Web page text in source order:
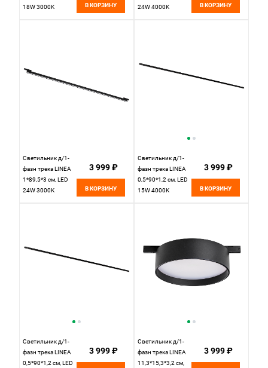
18W 3000K
В КОРЗИНУ
24W 4000K
В КОРЗИНУ
Светильник д/1-
фазн трека LINEA
1*89,5*3 см, LED
24W 3000K
3 999 ₽
В КОРЗИНУ
Светильник д/1-
фазн трека LINEA
0,5*90*1,2 см, LED
15W 4000K
3 999 ₽
В КОРЗИНУ
Светильник д/1-
фазн трека LINEA
0,5*90*1,2 см, LED
3 999 ₽
Светильник д/1-
фазн трека LINEA
11,3*15,3*3,2 см,
3 999 ₽